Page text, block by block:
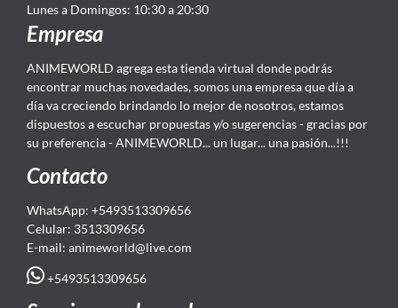
Lunes a Domingos: 10:30 a 20:30
Empresa
ANIMEWORLD agrega esta tienda virtual donde podrás
encontrar muchas novedades, somos una empresa que día a
día va creciendo brindando lo mejor de nosotros, estamos
dispuestos a escuchar propuestas y/o sugerencias - gracias por
su preferencia - ANIMEWORLD... un lugar... una pasión...!!!
Contacto
WhatsApp: +5493513309656
Celular: 3513309656
E-mail: animeworld@live.com
+5493513309656